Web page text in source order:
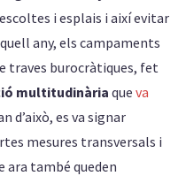
i esplais i així evitar
any, els campaments
traves burocràtiques, fet
multitudinàriaque va
d’això, es va signar
mesures transversals i
ara també queden